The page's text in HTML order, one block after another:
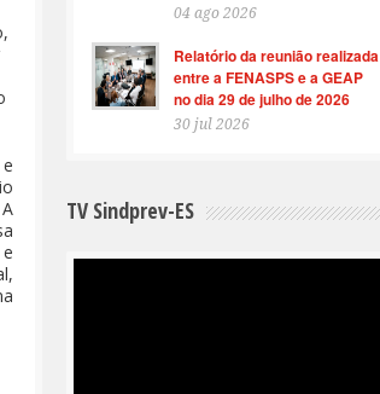
04 ago 2026
Relatório da reunião realizada
entre a FENASPS e a GEAP
no dia 29 de julho de 2026
30 jul 2026
TV Sindprev-ES